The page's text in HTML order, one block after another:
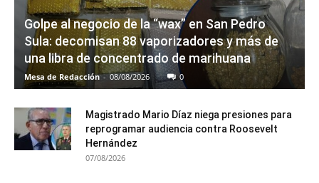
Golpe al negocio de la “wax” en San Pedro
Sula: decomisan 88 vaporizadores y más de
una libra de concentrado de marihuana
Mesa de Redacción - 08/08/2026 0
Magistrado Mario Díaz niega presiones para
reprogramar audiencia contra Roosevelt
Hernández
07/08/2026